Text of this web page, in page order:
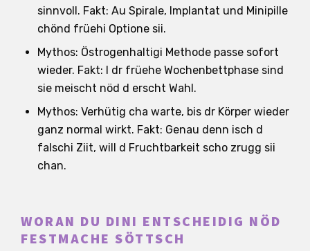
sinnvoll. Fakt: Au Spirale, Implantat und Minipille
chönd früehi Optione sii.
Mythos: Östrogenhaltigi Methode passe sofort
wieder. Fakt: I dr früehe Wochenbettphase sind
sie meischt nöd d erscht Wahl.
Mythos: Verhütig cha warte, bis dr Körper wieder
ganz normal wirkt. Fakt: Genau denn isch d
falschi Ziit, will d Fruchtbarkeit scho zrugg sii
chan.
WORAN DU DINI ENTSCHEIDIG NÖD
FESTMACHE SÖTTSCH